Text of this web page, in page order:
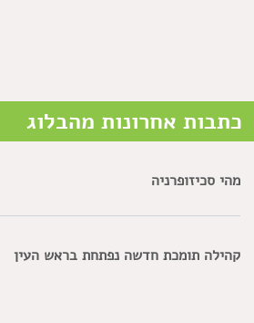
כתבות אחרונות מהבלוג
מהי סכיזופרניה
קהילה תומכת חדשה נפתחת בראש העין